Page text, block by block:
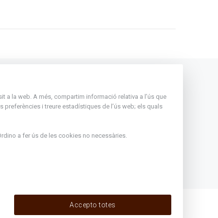
Rep tota l'actualitat del Comú
d'Ordino en el teu correu
Subscriu-te
a la web. A més, compartim informació relativa a l’ús que
i treure estadístiques de l’ús web; els quals
a fer ús de les cookies no necessàries.
Accepto totes